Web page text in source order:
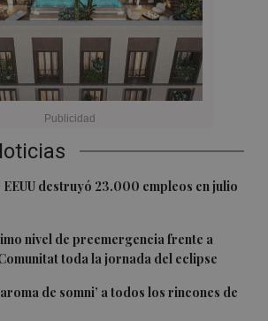
destruyó 23.000 empleos en julio
nivel de preemergencia frente a
toda la jornada del eclipse
de somni’ a todos los rincones de